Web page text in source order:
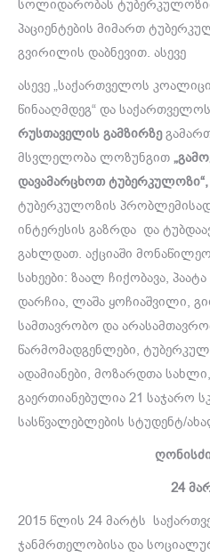
სოლიდარობას
პაციენტების მიმართ
გვირილის დაბნევით. ასევე
ასევე „საქართველოს
წინააღმდეგ“ და
რუსთაველის გამზირზე
მსვლელობა ლოზუნგით
დავამარცხოთ ტუბერკულოზი“,
ტუბერკულოზის
ინტერესის გაზრდა და
გახლდათ. აქციაში
სახეები: ზაალ ჩიქობავა,
დარჩია, ლაშა ყოჩიაშვილი,
სამთავრობო და
წარმომადგენლები,
ადამიანები, მოზარდთა
გაერთიანებულია 21 საჯარო
სასწვალებლების სტუდენტ/
24
2015 წლის 24 მარტს
ჯანმრთელობისა და